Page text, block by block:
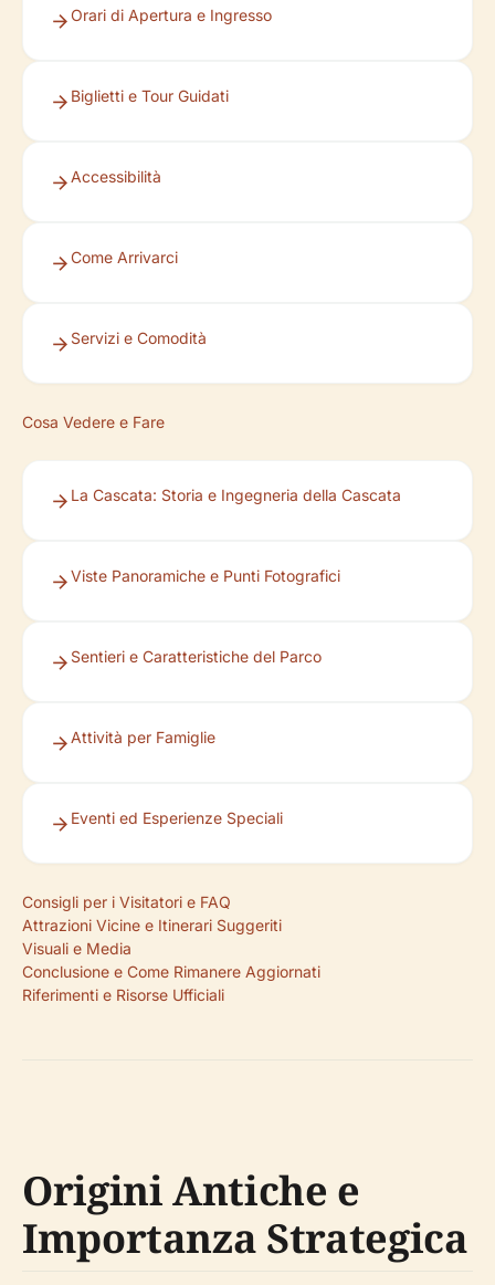
Orari di Apertura e Ingresso
Biglietti e Tour Guidati
Accessibilità
Come Arrivarci
Servizi e Comodità
Cosa Vedere e Fare
La Cascata: Storia e Ingegneria della Cascata
Viste Panoramiche e Punti Fotografici
Sentieri e Caratteristiche del Parco
Attività per Famiglie
Eventi ed Esperienze Speciali
Consigli per i Visitatori e FAQ
Attrazioni Vicine e Itinerari Suggeriti
Visuali e Media
Conclusione e Come Rimanere Aggiornati
Riferimenti e Risorse Ufficiali
Origini Antiche e
Importanza Strategica